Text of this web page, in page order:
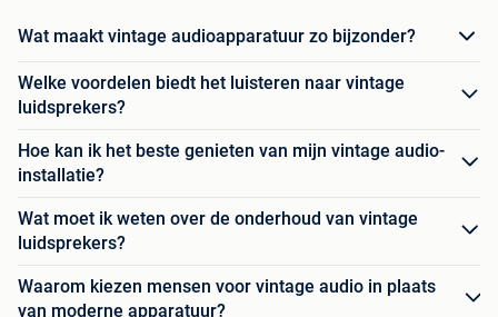
Wat maakt vintage audioapparatuur zo bijzonder?
Welke voordelen biedt het luisteren naar vintage
luidsprekers?
Hoe kan ik het beste genieten van mijn vintage audio-
installatie?
Wat moet ik weten over de onderhoud van vintage
luidsprekers?
Waarom kiezen mensen voor vintage audio in plaats
van moderne apparatuur?